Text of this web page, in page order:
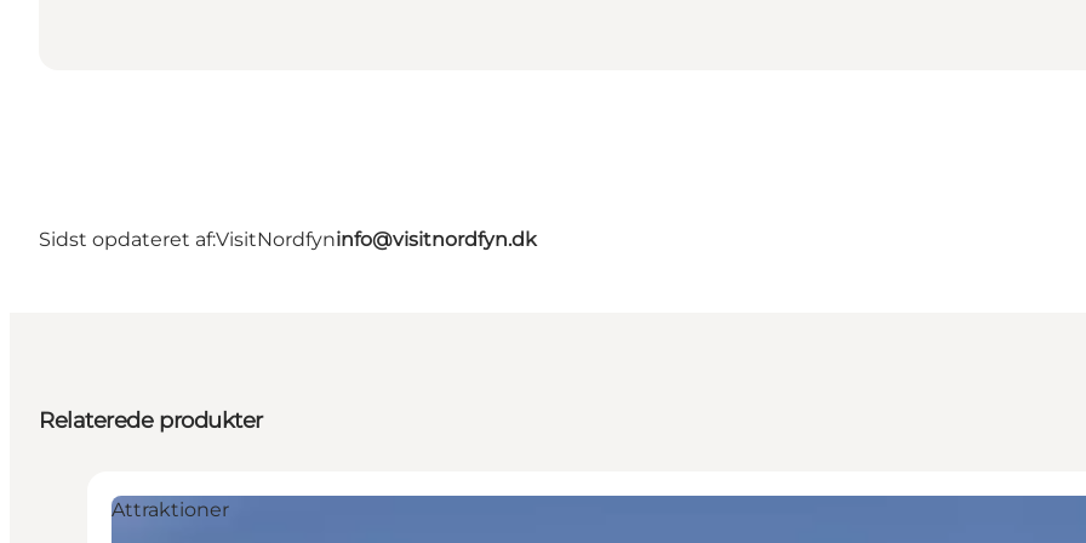
Sidst opdateret af:VisitNordfyninfo@visitnordfyn.dk
Relaterede produkter
Attraktioner